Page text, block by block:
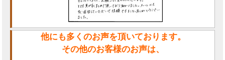
他にも多くのお声を頂いております。
その他のお客様のお声は、